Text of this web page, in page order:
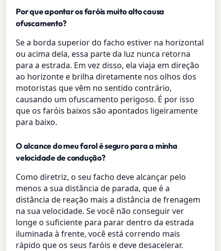
Por que apontar os faróis muito alto causa
ofuscamento?
Se a borda superior do facho estiver na horizontal
ou acima dela, essa parte da luz nunca retorna
para a estrada. Em vez disso, ela viaja em direção
ao horizonte e brilha diretamente nos olhos dos
motoristas que vêm no sentido contrário,
causando um ofuscamento perigoso. É por isso
que os faróis baixos são apontados ligeiramente
para baixo.
O alcance do meu farol é seguro para a minha
velocidade de condução?
Como diretriz, o seu facho deve alcançar pelo
menos a sua distância de parada, que é a
distância de reação mais a distância de frenagem
na sua velocidade. Se você não conseguir ver
longe o suficiente para parar dentro da estrada
iluminada à frente, você está correndo mais
rápido que os seus faróis e deve desacelerar.